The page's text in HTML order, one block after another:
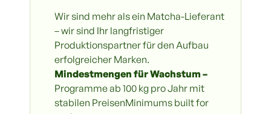
Wir sind mehr als ein Matcha-Lieferant
– wir sind Ihr langfristiger
Produktionspartner für den Aufbau
erfolgreicher Marken.
Mindestmengen für Wachstum –
Programme ab 100 kg pro Jahr mit
stabilen PreisenMinimums built for